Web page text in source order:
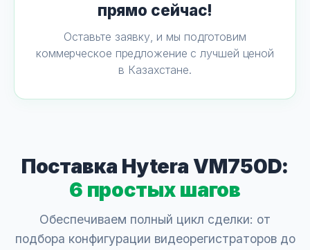
прямо сейчас!
Оставьте заявку, и мы подготовим
коммерческое предложение с лучшей ценой
в Казахстане.
Поставка Hytera VM750D:
6 простых шагов
Обеспечиваем полный цикл сделки: от
подбора конфигурации видеорегистраторов до